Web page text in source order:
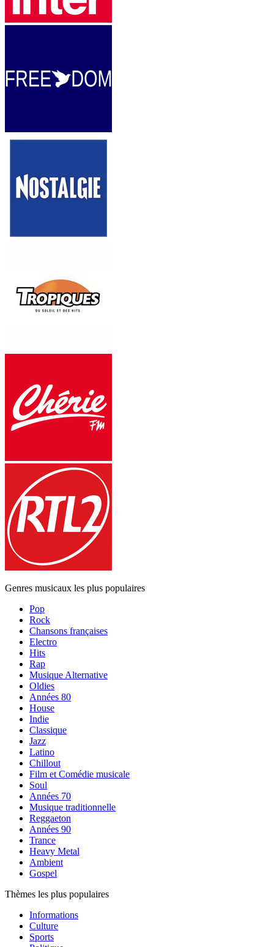
Genres musicaux les plus populaires
Pop
Rock
Chansons françaises
Electro
Hits
Rap
Musique Alternative
Oldies
Années 80
House
Indie
Classique
Jazz
Latino
Chillout
Film et Comédie musicale
Soul
Années 70
Musique traditionnelle
Reggaeton
Années 90
Trance
Heavy Metal
Ambient
Gospel
Thèmes les plus populaires
Informations
Culture
Sports